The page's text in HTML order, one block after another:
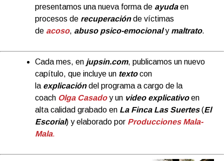
presentamos una nueva forma de ayudaen
procesos de recuperaciónde víctimas
de acoso, abuso psico-emocionaly maltrato.
Cada mes, en jupsin.com, publicamos un nuevo
capítulo, que incluye un textocon
la explicacióndel programa a cargo de la
coach Olga Casadoy un video explicativoen
alta calidad grabado en La Finca Las Suertes(El
Escorial) y elaborado por Producciones Mala-
Mala.